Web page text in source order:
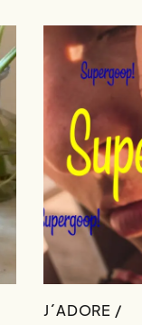
J´ADORE /